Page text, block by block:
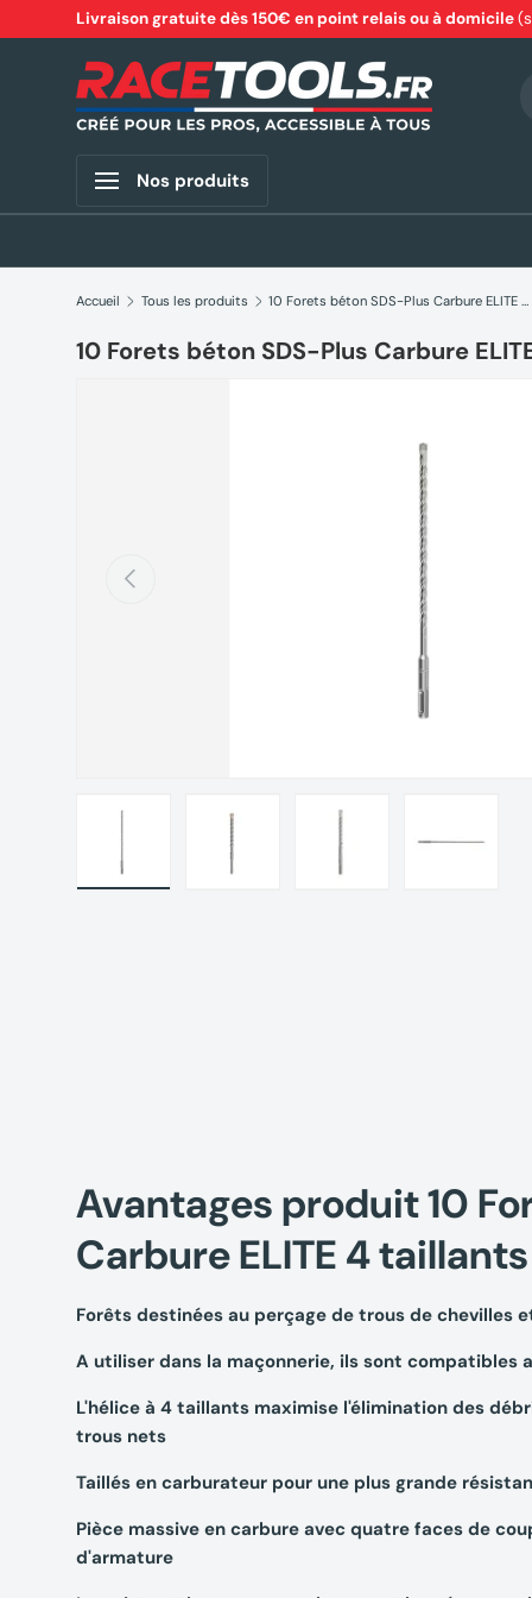
Aller au contenu
Livraison gratuite dès 150€ en point relais ou à domicile
Nos produits
Accueil Tous les produits 10 Forets béton SDS-Plus Carbure ELITE 4 taillants DEWALT
10 Forets béton SDS-Plus Carbure
Précédent
Avantages produit 10
Carbure ELITE 4 taillants
Forêts destinées au perçage de trous de chevilles
A utiliser dans la maçonnerie, ils sont compatibles
L'hélice à 4 taillants maximise l'élimination des
trous nets
Taillés en carburateur pour une plus grande
Pièce massive en carbure avec quatre faces de
d'armature